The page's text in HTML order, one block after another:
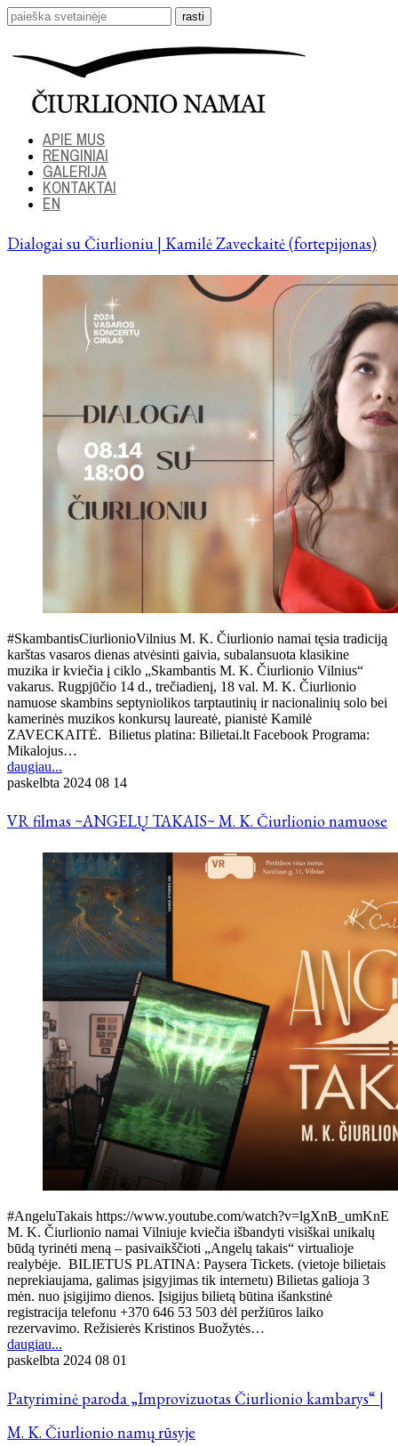
APIE MUS
RENGINIAI
GALERIJA
KONTAKTAI
EN
Dialogai su Čiurlioniu | Kamilė Zaveckaitė (fortepijonas)
#SkambantisCiurlionioVilnius M. K. Čiurlionio namai tęsia tradiciją
karštas vasaros dienas atvėsinti gaivia, subalansuota klasikine
muzika ir kviečia į ciklo „Skambantis M. K. Čiurlionio Vilnius“
vakarus. Rugpjūčio 14 d., trečiadienį, 18 val. M. K. Čiurlionio
namuose skambins septyniolikos tarptautinių ir nacionalinių solo bei
kamerinės muzikos konkursų laureatė, pianistė Kamilė
ZAVECKAITĖ. Bilietus platina: Bilietai.lt Facebook Programa:
Mikalojus…
daugiau...
paskelbta 2024 08 14
VR filmas ~ANGELŲ TAKAIS~ M. K. Čiurlionio namuose
#AngeluTakais https://www.youtube.com/watch?v=lgXnB_umKnE
M. K. Čiurlionio namai Vilniuje kviečia išbandyti visiškai unikalų
būdą tyrinėti meną – pasivaikščioti „Angelų takais“ virtualioje
realybėje. BILIETUS PLATINA: Paysera Tickets. (vietoje bilietais
neprekiaujama, galimas įsigyjimas tik internetu) Bilietas galioja 3
mėn. nuo įsigijimo dienos. Įsigijus bilietą būtina išankstinė
registracija telefonu +370 646 53 503 dėl peržiūros laiko
rezervavimo. Režisierės Kristinos Buožytės…
daugiau...
paskelbta 2024 08 01
Patyriminė paroda „Improvizuotas Čiurlionio kambarys“ |
M. K. Čiurlionio namų rūsyje